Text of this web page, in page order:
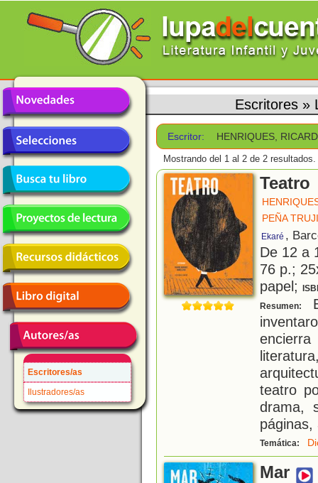
Escritores/as
Ilustradores/as
Escritores »
Escritor: HENRIQUES,
Mostrando del 1 al 2 de 2 resultados.
Teatro
PEÑA
Ekaré ,
De 12 a
76 p.;
papel;
Resumen:
teatro
drama,
páginas,
Temática:
Mar